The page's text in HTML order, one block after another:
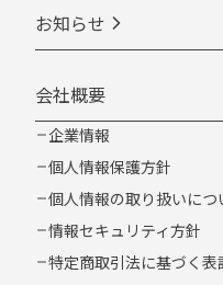
お知らせ
会社概要
企業情報
個人情報保護方針
個人情報の取り扱いにつ
情報セキュリティ方針
特定商取引法に基づく表